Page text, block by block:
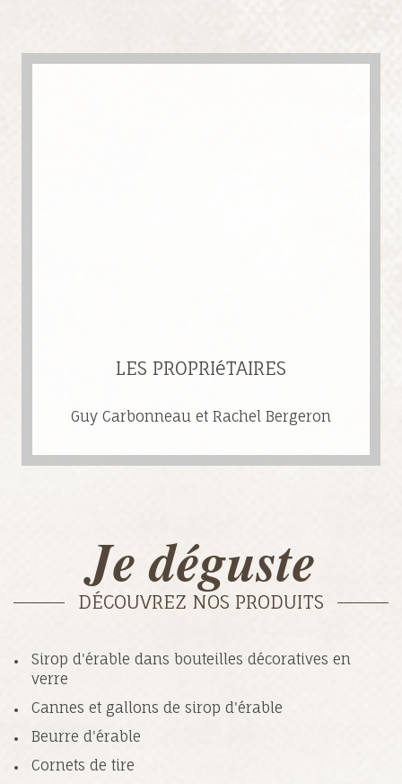
LES PROPRIéTAIRES
Guy Carbonneau et Rachel Bergeron
Je déguste
DÉCOUVREZ NOS PRODUITS
Sirop d'érable dans bouteilles décoratives en
verre
Cannes et gallons de sirop d'érable
Beurre d'érable
Cornets de tire